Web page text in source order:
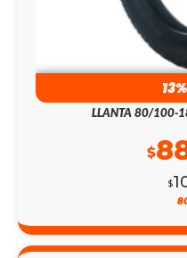
LLANTA 80/100-
$
$